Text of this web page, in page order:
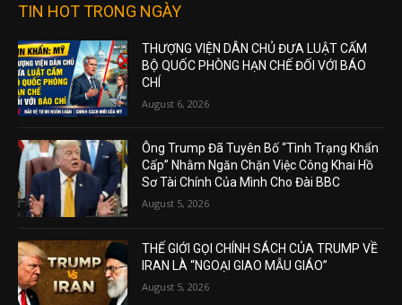
TIN HOT TRONG NGÀY
THƯỢNG VIỆN DÂN CHỦ ĐƯA LUẬT CẤM
BỘ QUỐC PHÒNG HẠN CHẾ ĐỐI VỚI BÁO
CHÍ
August 6, 2026
Ông Trump Đã Tuyên Bố “Tình Trạng Khẩn
Cấp” Nhằm Ngăn Chặn Việc Công Khai Hồ
Sơ Tài Chính Của Mình Cho Đài BBC
August 5, 2026
THẾ GIỚI GỌI CHÍNH SÁCH CỦA TRUMP VỀ
IRAN LÀ “NGOẠI GIAO MẪU GIÁO”
August 5, 2026